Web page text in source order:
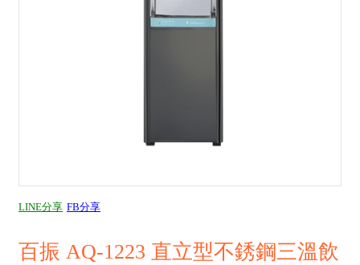
LINE分享 FB分享
百振 AQ-1223 直立型不銹鋼三溫飲